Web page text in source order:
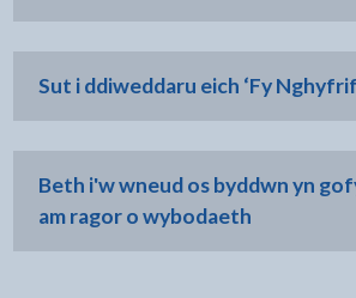
Sut i ddiweddaru eich ‘Fy
Beth i'w wneud os byddwn yn
am ragor o wybodaeth